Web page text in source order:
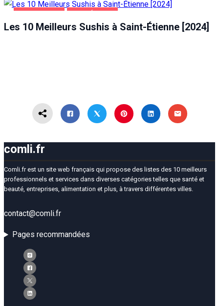
Les 10 Meilleurs Sushis à Saint-Étienne [2024]
comli.fr
Comli.fr est un site web français qui propose des listes des 10 meilleurs
professionnels et services dans diverses catégories telles que santé et
beauté, entreprises, alimentation et plus, à travers différentes villes.
contact@comli.fr
Pages recommandées